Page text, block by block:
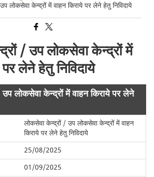
लोकसेवा केन्द्रों में वाहन किराये पर लेने हेतु निविदाये
/ उप लोकसेवा केन्द्रों में
लेने हेतु निविदाये
लोकसेवा केन्द्रों में वाहन किराये पर लेने
लोकसेवा केन्द्रों / उप लोकसेवा केन्द्रों में वाहन
किराये पर लेने हेतु निविदाये
25/08/2025
01/09/2025